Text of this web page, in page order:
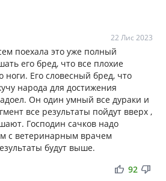
22 Лис 2023
поехала это уже полный
его бред, что все плохие
ноги. Его словесный бред, что
народа для достижения
Он один умный все дураки и
все результаты пойдут вверх ,
Господин сачков надо
с ветеринарным врачем
будут выше.
thumb_up thumb_down
92